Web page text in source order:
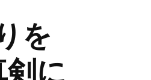
を
に